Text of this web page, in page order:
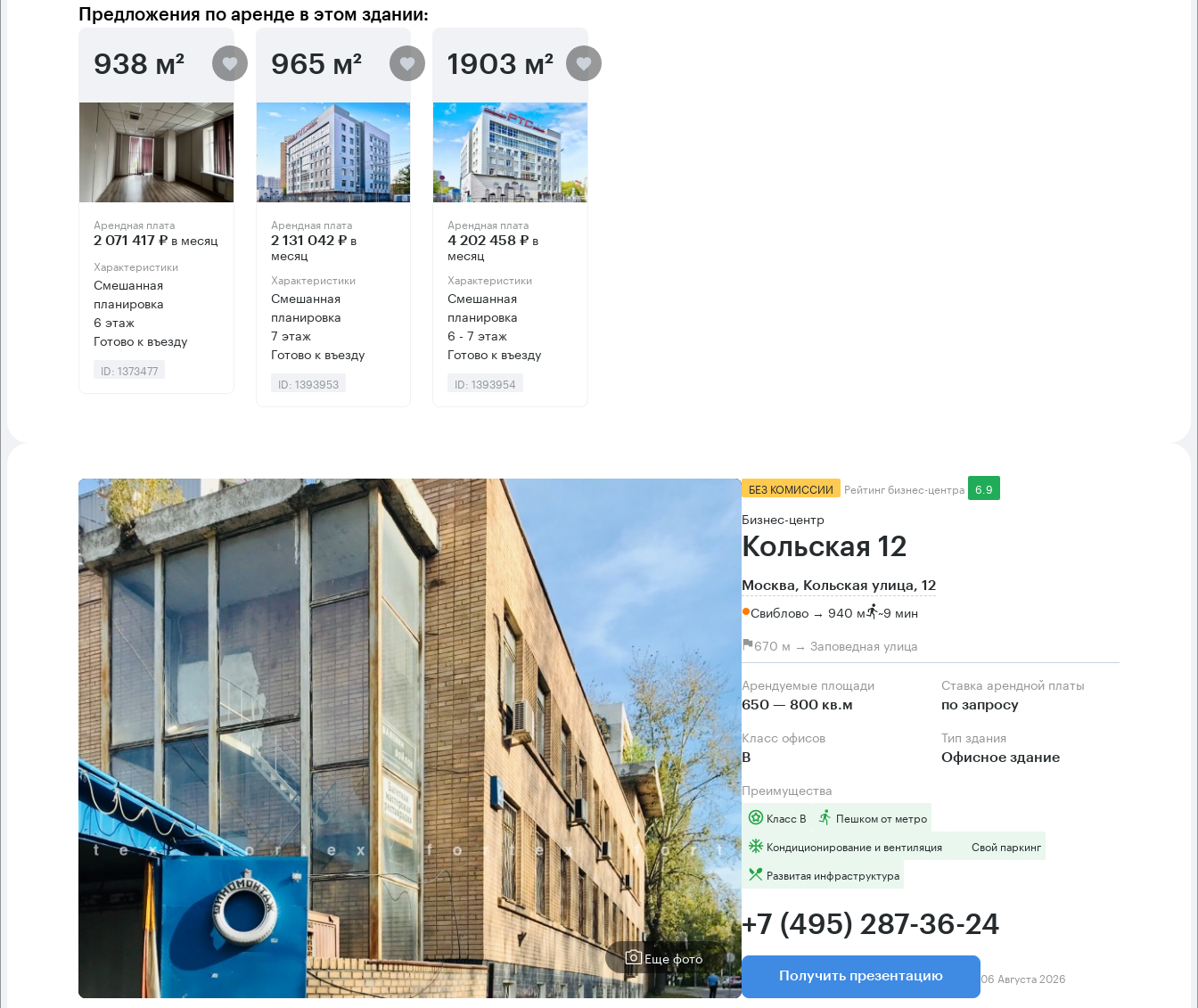
Предложения по аренде в этом здании:
938 м²
Арендная плата
2 071 417 ₽ в месяц
Характеристики
Смешанная
планировка
6 этаж
Готово к въезду
ID: 1373477
965 м²
Арендная плата
2 131 042 ₽в
месяц
Характеристики
Смешанная
планировка
7 этаж
Готово к въезду
ID: 1393953
1903 м²
Арендная плата
4 202 458 ₽ в
месяц
Характеристики
Смешанная
планировка
6 - 7 этаж
Готово к въезду
ID: 1393954
Еще фото
БЕЗ КОМИССИИ Рейтинг бизнес-центра 6.9
Бизнес-центр
Кольская 12
Москва, Кольская улица, 12
Свиблово → 940 м ~9 мин
670 м → Заповедная улица
Арендуемые площади
650 — 800 кв.м
Ставка арендной платы
по запросу
Класс офисов
B
Тип здания
Офисное здание
Преимущества
Класс B
Пешком от метро
Кондиционирование и вентиляция
Свой паркинг
Развитая инфраструктура
+7 (495) 287-36-24
Получить презентацию 06 Августа 2026